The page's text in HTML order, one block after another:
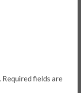
Required fields are